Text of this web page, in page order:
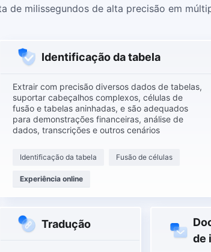
de milissegundos de alta precisão em
Identificação da tabela
Extrair com precisão diversos dados de tabelas,
suportar cabeçalhos complexos, células de
fusão e tabelas aninhadas, e são adequados
para demonstrações financeiras, análise de
dados, transcrições e outros cenários
Identificação da tabela Fusão de células
Experiência online
Tradução
de